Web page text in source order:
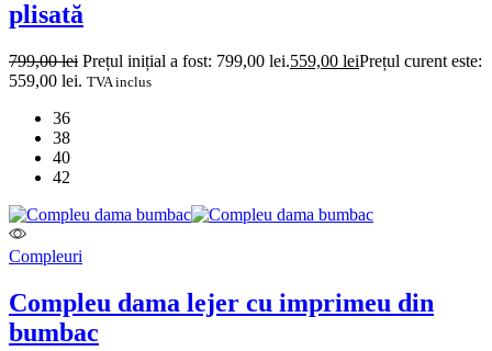
plisată
799,00lei Prețul inițial a fost: 799,00 lei.559,00 leiPrețul curent este:
559,00 lei. TVA inclus
36
38
40
42
Compleuri
Compleu dama lejer cu imprimeu din
bumbac